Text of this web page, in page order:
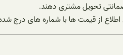
تحویل مشتری دهند.
اطلاع از قیمت ها با شماره های